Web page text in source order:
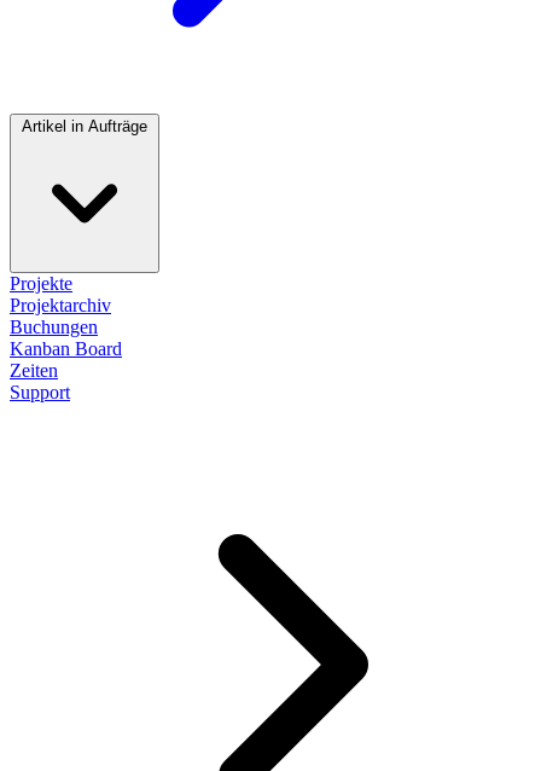
Artikel in Aufträge
Projekte
Projektarchiv
Buchungen
Kanban Board
Zeiten
Support